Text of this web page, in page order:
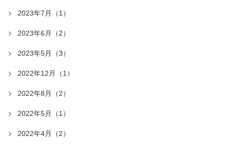
2023年7月（1）
2023年6月（2）
2023年5月（3）
2022年12月（1）
2022年8月（2）
2022年5月（1）
2022年4月（2）